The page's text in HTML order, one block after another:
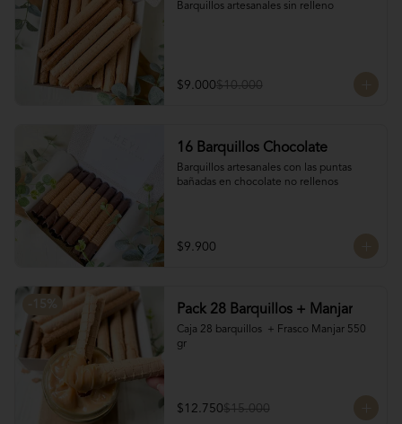
Barquillos artesanales sin relleno
$9.000$10.000
16 Barquillos Chocolate
Barquillos artesanales con las puntas
bañadas en chocolate no rellenos
$9.900
Pack 28 Barquillos + Manjar
Caja 28 barquillos  + Frasco Manjar 550
gr
$12.750$15.000